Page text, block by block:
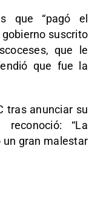
que “pagó el
gobierno suscrito
que le
que fue la
tras anunciar su
“La
un gran malestar